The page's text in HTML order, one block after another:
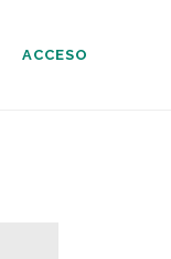
ACCESO